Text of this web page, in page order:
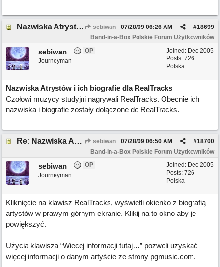
Nazwiska Atrystów i ich biografie dla RealTracks sebiwan #18699
07/28/09 06:26 AM
Band-in-a-Box Polskie Forum Użytkowników
Joined: Dec 2005
Posts: 726
Polska
sebiwan
OP
Journeyman
Nazwiska Atrystów i ich biografie dla RealTracks
Czołowi muzycy studyjni nagrywali RealTracks. Obecnie ich
nazwiska i biografie zostały dołączone do RealTracks.
Re: Nazwiska Atrystów i ich biografie dla RealTracks sebiwan #18700
07/28/09 06:50 AM
Band-in-a-Box Polskie Forum Użytkowników
Joined: Dec 2005
Posts: 726
Polska
sebiwan
OP
Journeyman
Kliknięcie na klawisz RealTracks, wyświetli okienko z biografią
artystów w prawym górnym ekranie. Klikij na to okno aby je
powiększyć.
Użycia klawisza “Wiecej informacji tutaj…” pozwoli uzyskać
więcej informacji o danym artyście ze strony pgmusic.com.